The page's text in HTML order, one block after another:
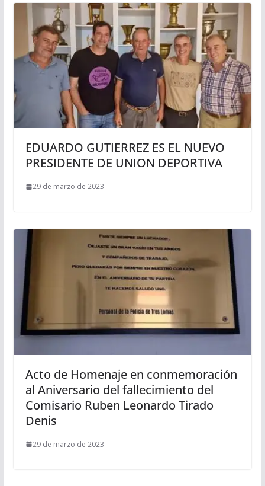
EDUARDO GUTIERREZ ES EL NUEVO
PRESIDENTE DE UNION DEPORTIVA
29 de marzo de 2023
Acto de Homenaje en conmemoración
al Aniversario del fallecimiento del
Comisario Ruben Leonardo Tirado
Denis
29 de marzo de 2023